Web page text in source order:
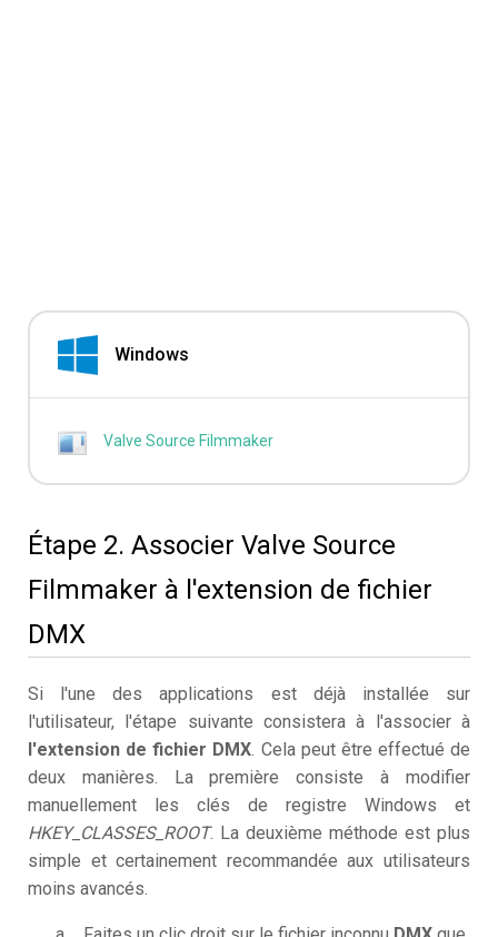
Windows
Valve Source Filmmaker
Étape 2. Associer Valve Source
Filmmaker à l'extension de fichier
DMX
Si l'une des applications est déjà installée sur
l'utilisateur, l'étape suivante consistera à l'associer à
l'extension de fichier DMX. Cela peut être effectué de
deux manières. La première consiste à modifier
manuellement les clés de registre Windows et
HKEY_CLASSES_ROOT. La deuxième méthode est plus
simple et certainement recommandée aux utilisateurs
moins avancés.